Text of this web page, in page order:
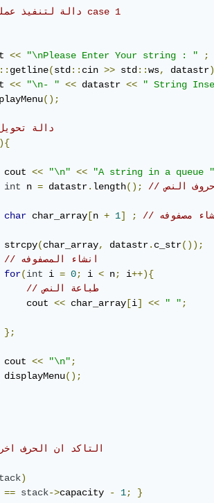
// دالة لتنفيذ عملية ادخال النص في case 1
<< "\nPlease Enter Your string : "
;
:: getline(std :: cin >> std ::ws, datastr
<< "\n- " << datastr << " String
();
// دالة
cout
<< "\n" << "A string in a queue "
int n = datastr. length(); حروف النص
char char_array [n + 1] ;
strcpy
(char_array, datastr. c_str());
// انشاء المصفوفه
for(int i = 0; i < n; i++){
cout
<< char_array [i] << " " ;
};
cout
<< "\n" ;
displayMenu
();
)
== stack->capacity - 1; }